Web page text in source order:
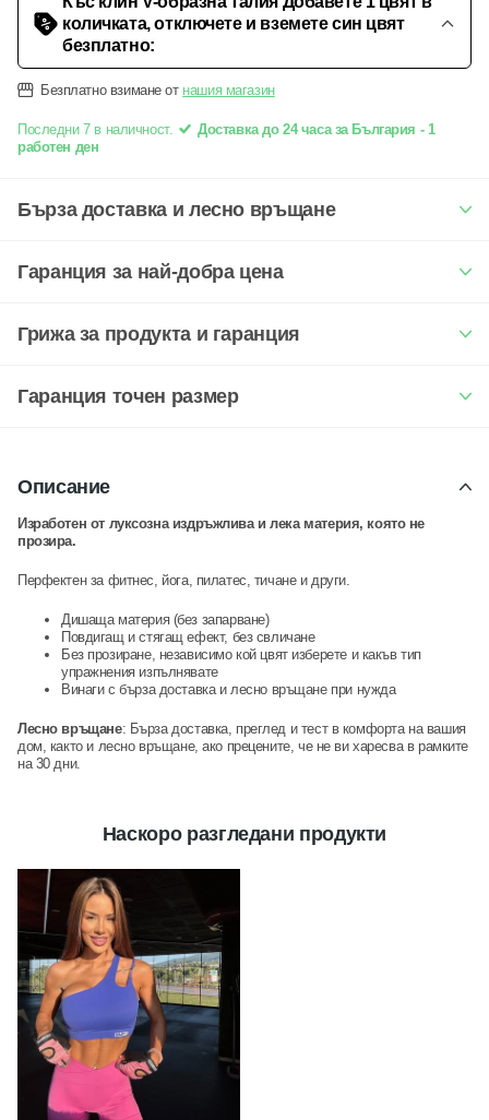
количката, отключете и вземете син цвят
безплатно:
Безплатно взимане от нашия магазин
Последни 7 в наличност.
Доставка до 24 часа за България - 1
работен ден
Бърза доставка и лесно връщане
Гаранция за най-добра цена
Грижа за продукта и гаранция
Гаранция точен размер
Описание
Изработен от луксозна издръжлива и лека материя, която не
прозира.
Перфектен за фитнес, йога, пилатес, тичане и други.
Дишаща материя (без запарване)
Повдигащ и стягащ ефект, без свличане
Без прозиране, независимо кой цвят изберете и какъв тип
упражнения изпълнявате
Винаги с бърза доставка и лесно връщане при нужда
Лесно връщане: Бърза доставка, преглед и тест в комфорта на вашия
дом, както и лесно връщане, ако прецените, че не ви харесва в рамките
на 30 дни.
Наскоро разгледани продукти